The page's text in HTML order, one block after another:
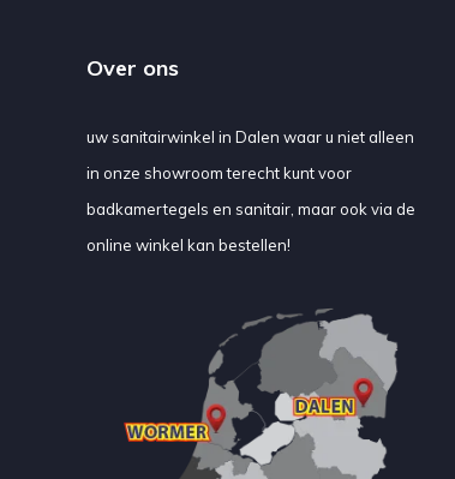
Over ons
uw sanitairwinkel in Dalen waar u niet alleen
in onze showroom terecht kunt voor
badkamertegels en sanitair, maar ook via de
online winkel kan bestellen!